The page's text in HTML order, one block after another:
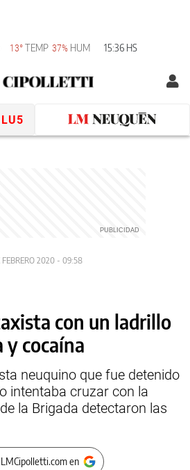
13°TEMP 37% HUM 15:36 HS
LU5
FEBRERO 2020 - 09:58
con un ladrillo
y cocaína
neuquino que fue detenido
intentaba cruzar con la
la Brigada detectaron las
en